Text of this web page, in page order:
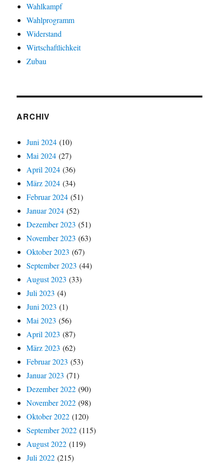
Wahlkampf
Wahlprogramm
Widerstand
Wirtschaftlichkeit
Zubau
ARCHIV
Juni 2024 (10)
Mai 2024 (27)
April 2024 (36)
März 2024 (34)
Februar 2024 (51)
Januar 2024 (52)
Dezember 2023 (51)
November 2023 (63)
Oktober 2023 (67)
September 2023 (44)
August 2023 (33)
Juli 2023 (4)
Juni 2023 (1)
Mai 2023 (56)
April 2023 (87)
März 2023 (62)
Februar 2023 (53)
Januar 2023 (71)
Dezember 2022 (90)
November 2022 (98)
Oktober 2022 (120)
September 2022 (115)
August 2022 (119)
Juli 2022 (215)